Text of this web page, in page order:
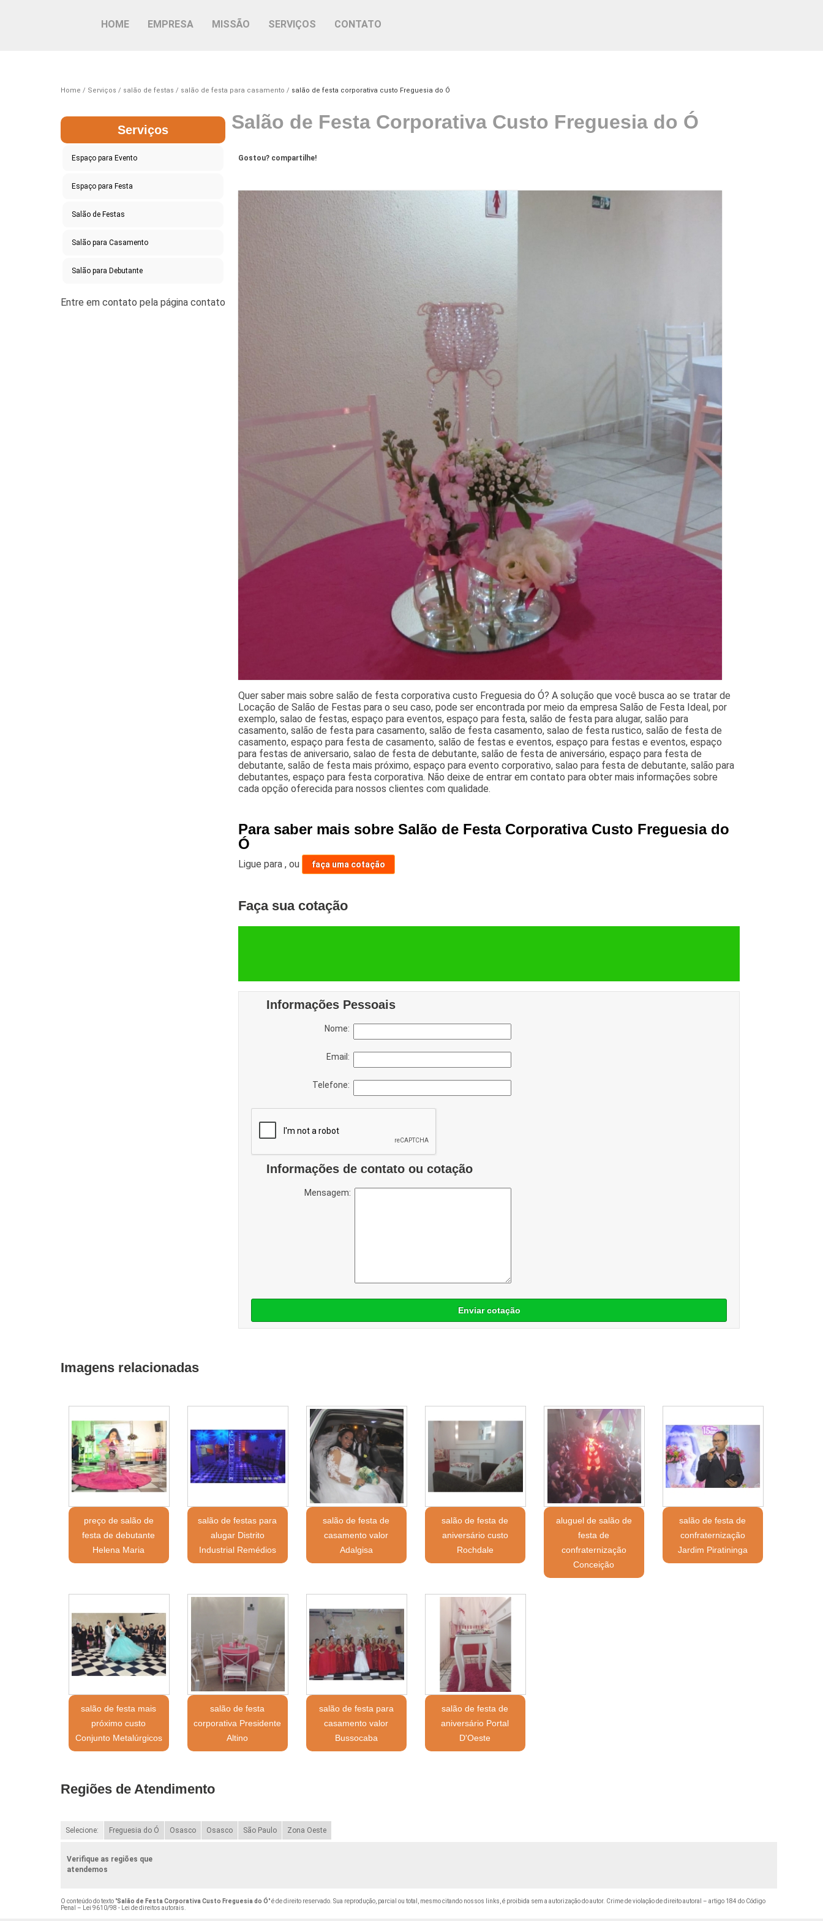
HOME EMPRESA MISSÃO SERVIÇOS CONTATO
Home Serviços salão de festas salão de festa para casamento salão de festa corporativa custo Freguesia do Ó
Serviços
Espaço para Evento
Espaço para Festa
Salão de Festas
Salão para Casamento
Salão para Debutante
Salão de Festa Corporativa Custo Freguesia do Ó
Gostou? compartilhe!
Quer saber mais sobre salão de festa corporativa custo Freguesia do Ó? A solução que você busca ao se tratar de
Locação de Salão de Festas para o seu caso, pode ser encontrada por meio da empresa Salão de Festa Ideal, por
exemplo, salao de festas, espaço para eventos, espaço para festa, salão de festa para alugar, salão para
casamento, salão de festa para casamento, salão de festa casamento, salao de festa rustico, salão de festa de
casamento, espaço para festa de casamento, salão de festas e eventos, espaço para festas e eventos, espaço
para festas de aniversario, salao de festa de debutante, salão de festa de aniversário, espaço para festa de
debutante, salão de festa mais próximo, espaço para evento corporativo, salao para festa de debutante, salão para
debutantes, espaço para festa corporativa. Não deixe de entrar em contato para obter mais informações sobre
cada opção oferecida para nossos clientes com qualidade.
Para saber mais sobre Salão de Festa Corporativa Custo Freguesia do
Ó
Ligue para,ou faça uma cotação
Faça sua cotação
Informações Pessoais
Nome:
Email:
Telefone:
Informações de contato ou cotação
Mensagem:
Enviar cotação
Imagens relacionadas
preço de salão de
festa de debutante
Helena Maria
salão de festas para
alugar Distrito
Industrial Remédios
salão de festa de
casamento valor
Adalgisa
salão de festa de
aniversário custo
Rochdale
aluguel de salão de
festa de
confraternização
Conceição
salão de festa de
confraternização
Jardim Piratininga
salão de festa mais
próximo custo
Conjunto Metalúrgicos
salão de festa
corporativa Presidente
Altino
salão de festa para
casamento valor
Bussocaba
salão de festa de
aniversário Portal
D'Oeste
Regiões de Atendimento
Selecione: Freguesia do Ó Osasco Osasco São Paulo Zona Oeste
Verifique as regiões que
atendemos
O conteúdo do texto "Salão de Festa Corporativa Custo Freguesia do Ó" é de direito reservado. Sua reprodução, parcial ou total, mesmo citando nossos links, é proibida sem a autorização do autor. Crime de violação de direito autoral – artigo 184 do Código
Penal –
Lei 9610/98 - Lei de direitos autorais